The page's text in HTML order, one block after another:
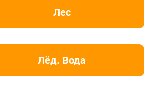
Лес
Лёд. Вода